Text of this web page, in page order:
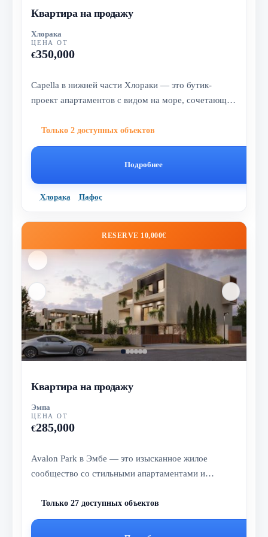
Квартира на продажу
Хлорака
ЦЕНА ОТ
€350,000
Capella в нижней части Хлораки — это бутик-
проект апартаментов с видом на море, сочетающий
Только 2 доступных объектов
Подробнее
Хлорака Пафос
RESERVE 10,000€
Квартира на продажу
Эмпа
ЦЕНА ОТ
€285,000
Avalon Park в Эмбе — это изысканное жилое
сообщество со стильными апартаментами и
Только 27 доступных объектов